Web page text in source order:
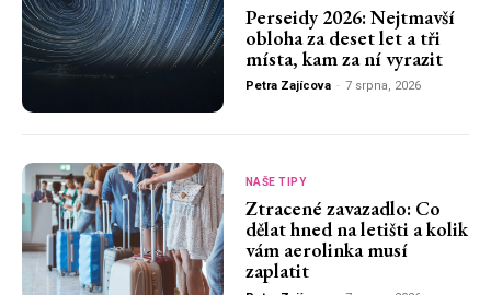
Perseidy 2026: Nejtmavší
obloha za deset let a tři
místa, kam za ní vyrazit
Petra Zajícova - 7 srpna, 2026
NAŠE TIPY
Ztracené zavazadlo: Co
dělat hned na letišti a kolik
vám aerolinka musí
zaplatit